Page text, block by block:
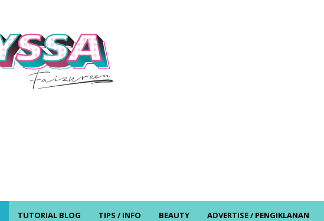
TUTORIAL BLOG TIPS / INFO BEAUTY ADVERTISE / PENGIKLANAN